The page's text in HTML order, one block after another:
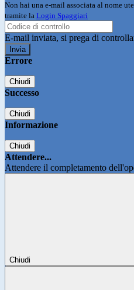
Non hai una e-mail associata al nome
tramite la Login Spaggiari
E-mail inviata, si prega di
Errore
Chiudi
Successo
Chiudi
Informazione
Chiudi
Attendere...
Attendere il completamento
Chiudi